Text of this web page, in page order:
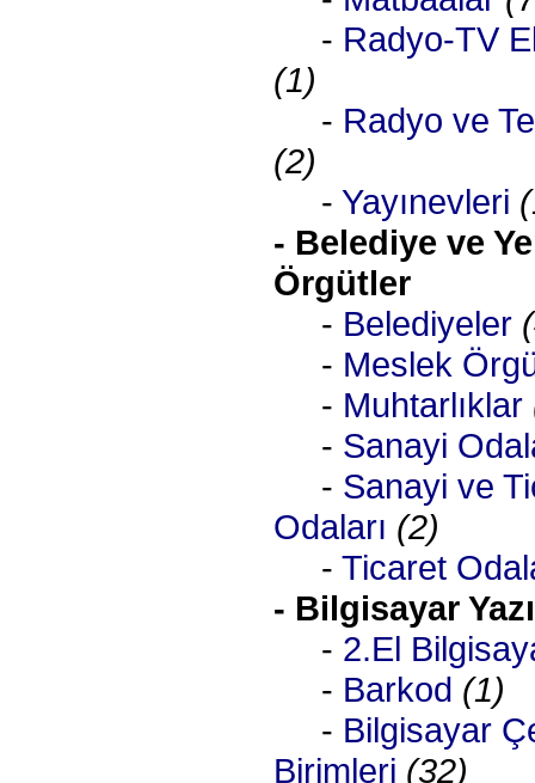
- Radyo-TV
(1)
- Radyo ve
(2)
- Yayınevleri
- Belediye ve
Örgütler
- Belediyeler
- Meslek
- Muhtarlıklar
- Sanayi
- Sanayi ve
Odaları (2)
- Ticaret
- Bilgisayar
- 2.El
- Barkod (1)
- Bilgisayar
Birimleri (32)